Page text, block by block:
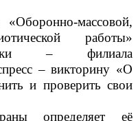
массовой,
работы»
– филиала
–викторину «О
и проверить свои
определяет её